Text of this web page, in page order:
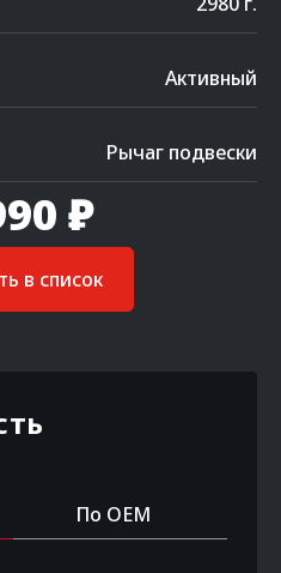
Активный
Рычаг подвески
₽
в список
По OEM